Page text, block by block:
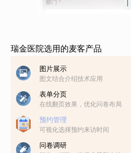
瑞金医院选用的麦客产品
图片展示
图文结合介绍技术应用
表单分页
在线翻页效果，优化问卷布局
预约管理
可视化选择预约来访时间
问卷调研